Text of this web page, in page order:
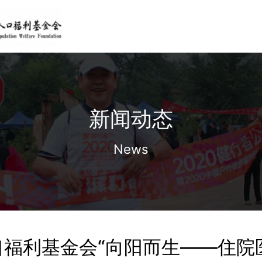
新闻动态
News
福利基金会“向阳而生——住院